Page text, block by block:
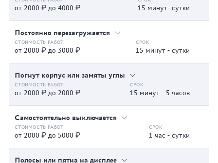
от 2000 ₽ до 4000 ₽ 15 минут- сутки
Постоянно перезагружается
от 2000 ₽ до 3000 ₽ 15 минут - сутки
Погнут корпус или замяты углы
от 2000 ₽ до 2000 ₽ 15 минут - 5 часов
Самостоятельно выключается
от 2000 ₽ до 5000 ₽ 1 час - сутки
Полосы или пятна на дисплее